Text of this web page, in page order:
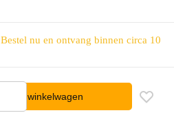
Bestel nu en ontvang binnen circa 10
In winkelwagen